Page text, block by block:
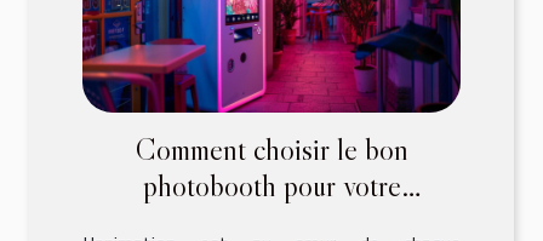
Comment choisir le bon
photobooth pour votre